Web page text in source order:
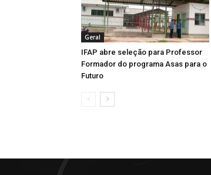
Geral
IFAP abre seleção para Professor
Formador do programa Asas para o
Futuro